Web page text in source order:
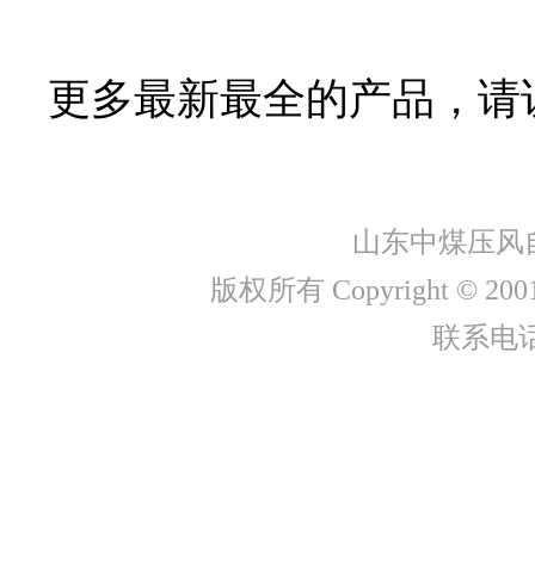
更多最新最全的产品，请
山东中煤压风
版权所有 Copyright ©
联系电